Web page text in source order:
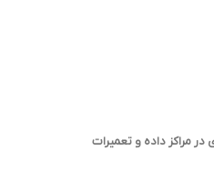
مراکز داده و تعمیرات